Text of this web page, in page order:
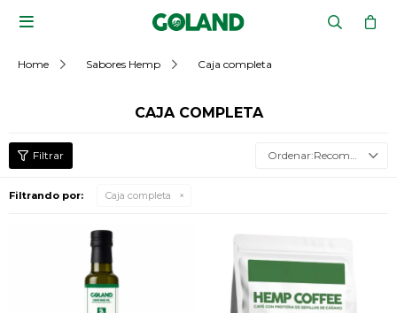

Home Sabores Hemp Caja completa
CAJA COMPLETA
Recomendados
Filtrando por: Caja completa